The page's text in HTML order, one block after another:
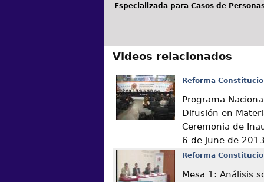
Especializada para Casos de
Videos relacionados
Reforma
Programa
Difusión en
Ceremonia de
6 de june de
Reforma
Mesa 1: Análisis